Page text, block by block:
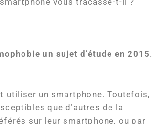
vous tracasse-t-il ?
un sujet d’étude en 2015.
utiliser un smartphone. Toutefois,
que d’autres de la
sur leur smartphone, ou par